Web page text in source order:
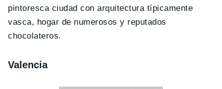
pintoresca ciudad con arquitectura típicamente
vasca, hogar de numerosos y reputados
chocolateros.
Valencia